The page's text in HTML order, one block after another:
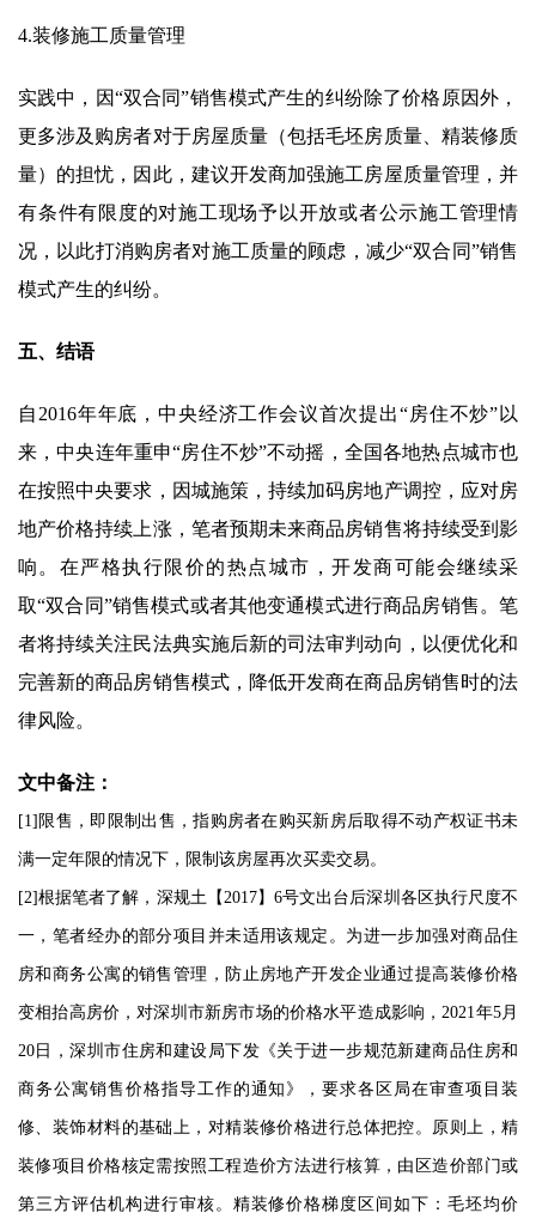
4.装修施工质量管理
实践中，因“双合同”销售模式产生的纠纷除了价格原因外，
更多涉及购房者对于房屋质量（包括毛坯房质量、精装修质
量）的担忧，因此，建议开发商加强施工房屋质量管理，并
有条件有限度的对施工现场予以开放或者公示施工管理情
况，以此打消购房者对施工质量的顾虑，减少“双合同”销售
模式产生的纠纷。
五、结语
自2016年年底，中央经济工作会议首次提出“房住不炒”以
来，中央连年重申“房住不炒”不动摇，全国各地热点城市也
在按照中央要求，因城施策，持续加码房地产调控，应对房
地产价格持续上涨，笔者预期未来商品房销售将持续受到影
响。在严格执行限价的热点城市，开发商可能会继续采
取“双合同”销售模式或者其他变通模式进行商品房销售。笔
者将持续关注民法典实施后新的司法审判动向，以便优化和
完善新的商品房销售模式，降低开发商在商品房销售时的法
律风险。
文中备注：
[1]限售，即限制出售，指购房者在购买新房后取得不动产权证书未
满一定年限的情况下，限制该房屋再次买卖交易。
[2]根据笔者了解，深规土【2017】6号文出台后深圳各区执行尺度不
一，笔者经办的部分项目并未适用该规定。为进一步加强对商品住
房和商务公寓的销售管理，防止房地产开发企业通过提高装修价格
变相抬高房价，对深圳市新房市场的价格水平造成影响，2021年5月
20日，深圳市住房和建设局下发《关于进一步规范新建商品住房和
商务公寓销售价格指导工作的通知》，要求各区局在审查项目装
修、装饰材料的基础上，对精装修价格进行总体把控。原则上，精
装修项目价格核定需按照工程造价方法进行核算，由区造价部门或
第三方评估机构进行审核。精装修价格梯度区间如下：毛坯均价